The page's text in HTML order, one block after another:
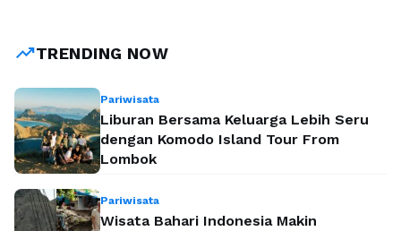
trending_upTRENDING NOW
Pariwisata
Liburan Bersama Keluarga Lebih Seru
dengan Komodo Island Tour From
Lombok
Pariwisata
Wisata Bahari Indonesia Makin